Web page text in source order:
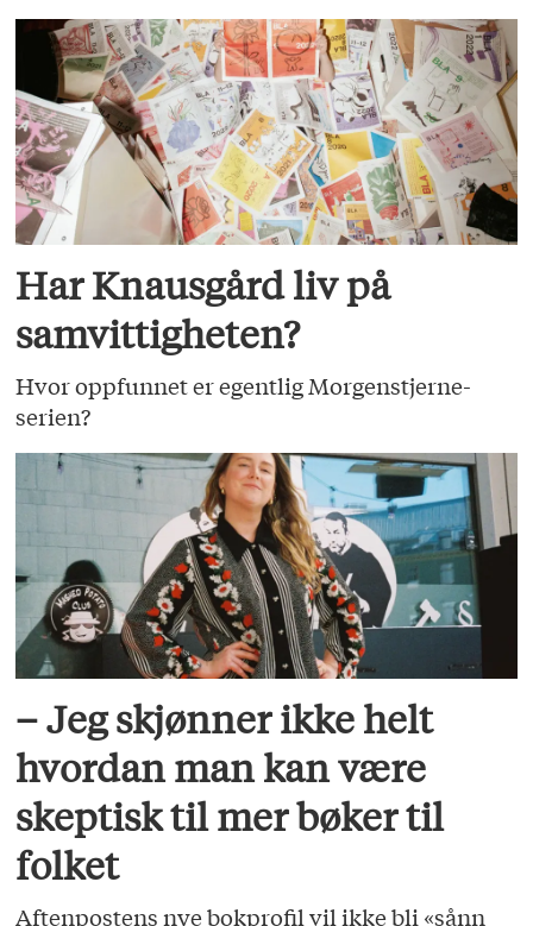
Har Knausgård liv på
samvittigheten?
Hvor oppfunnet er egentlig Morgenstjerne-
serien?
– Jeg skjønner ikke helt
hvordan man kan være
skeptisk til mer bøker til
folket
Aftenpostens nye bokprofil vil ikke bli «sånn